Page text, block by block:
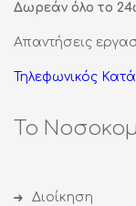
Δωρεάν όλο το
Απαντήσεις
Τηλεφωνικός
Το
Διοίκηση